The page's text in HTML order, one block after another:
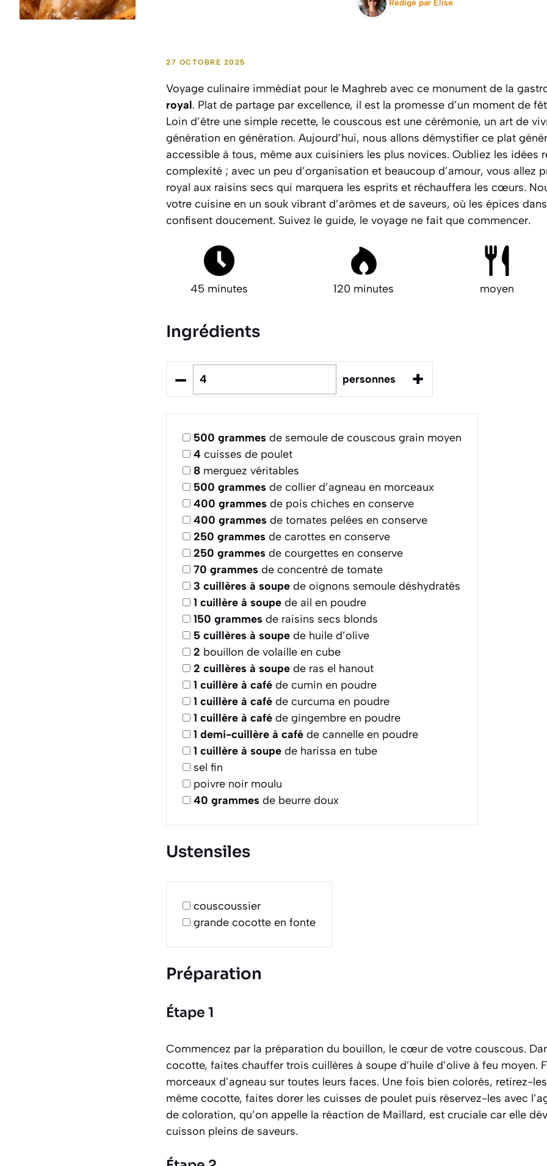
Rédigé par Elise
27 OCTOBRE 2025
Voyage culinaire immédiat pour le Maghreb avec ce monument de la
royal. Plat de partage par excellence, il est la promesse d’un moment de
Loin d’être une simple recette, le couscous est une cérémonie, un art de
génération en génération. Aujourd’hui, nous allons démystifier ce plat
accessible à tous, même aux cuisiniers les plus novices. Oubliez les idées
complexité ; avec un peu d’organisation et beaucoup d’amour, vous allez
royal aux raisins secs qui marquera les esprits et réchauffera les cœurs.
votre cuisine en un souk vibrant d’arômes et de saveurs, où les épices
confisent doucement. Suivez le guide, le voyage ne fait que commencer.
45 minutes 120 minutes moyen
Ingrédients
– personnes +
500 grammes de semoule de couscous grain moyen
4 cuisses de poulet
8 merguez véritables
500 grammes de collier d’agneau en morceaux
400 grammes de pois chiches en conserve
400 grammes de tomates pelées en conserve
250 grammes de carottes en conserve
250 grammes de courgettes en conserve
70 grammes de concentré de tomate
3 cuillères à soupe de oignons semoule déshydratés
1 cuillère à soupe de ail en poudre
150 grammes de raisins secs blonds
5 cuillères à soupe de huile d’olive
2 bouillon de volaille en cube
2 cuillères à soupe de ras el hanout
1 cuillère à café de cumin en poudre
1 cuillère à café de curcuma en poudre
1 cuillère à café de gingembre en poudre
1 demi-cuillère à café de cannelle en poudre
1 cuillère à soupe de harissa en tube
sel fin
poivre noir moulu
40 grammes de beurre doux
Ustensiles
couscoussier
grande cocotte en fonte
Préparation
Étape 1
Commencez par la préparation du bouillon, le cœur de votre couscous.
cocotte, faites chauffer trois cuillères à soupe d’huile d’olive à feu moyen.
morceaux d’agneau sur toutes leurs faces. Une fois bien colorés, retirez-
même cocotte, faites dorer les cuisses de poulet puis réservez-les avec
de coloration, qu’on appelle la réaction de Maillard, est cruciale car elle
cuisson pleins de saveurs.